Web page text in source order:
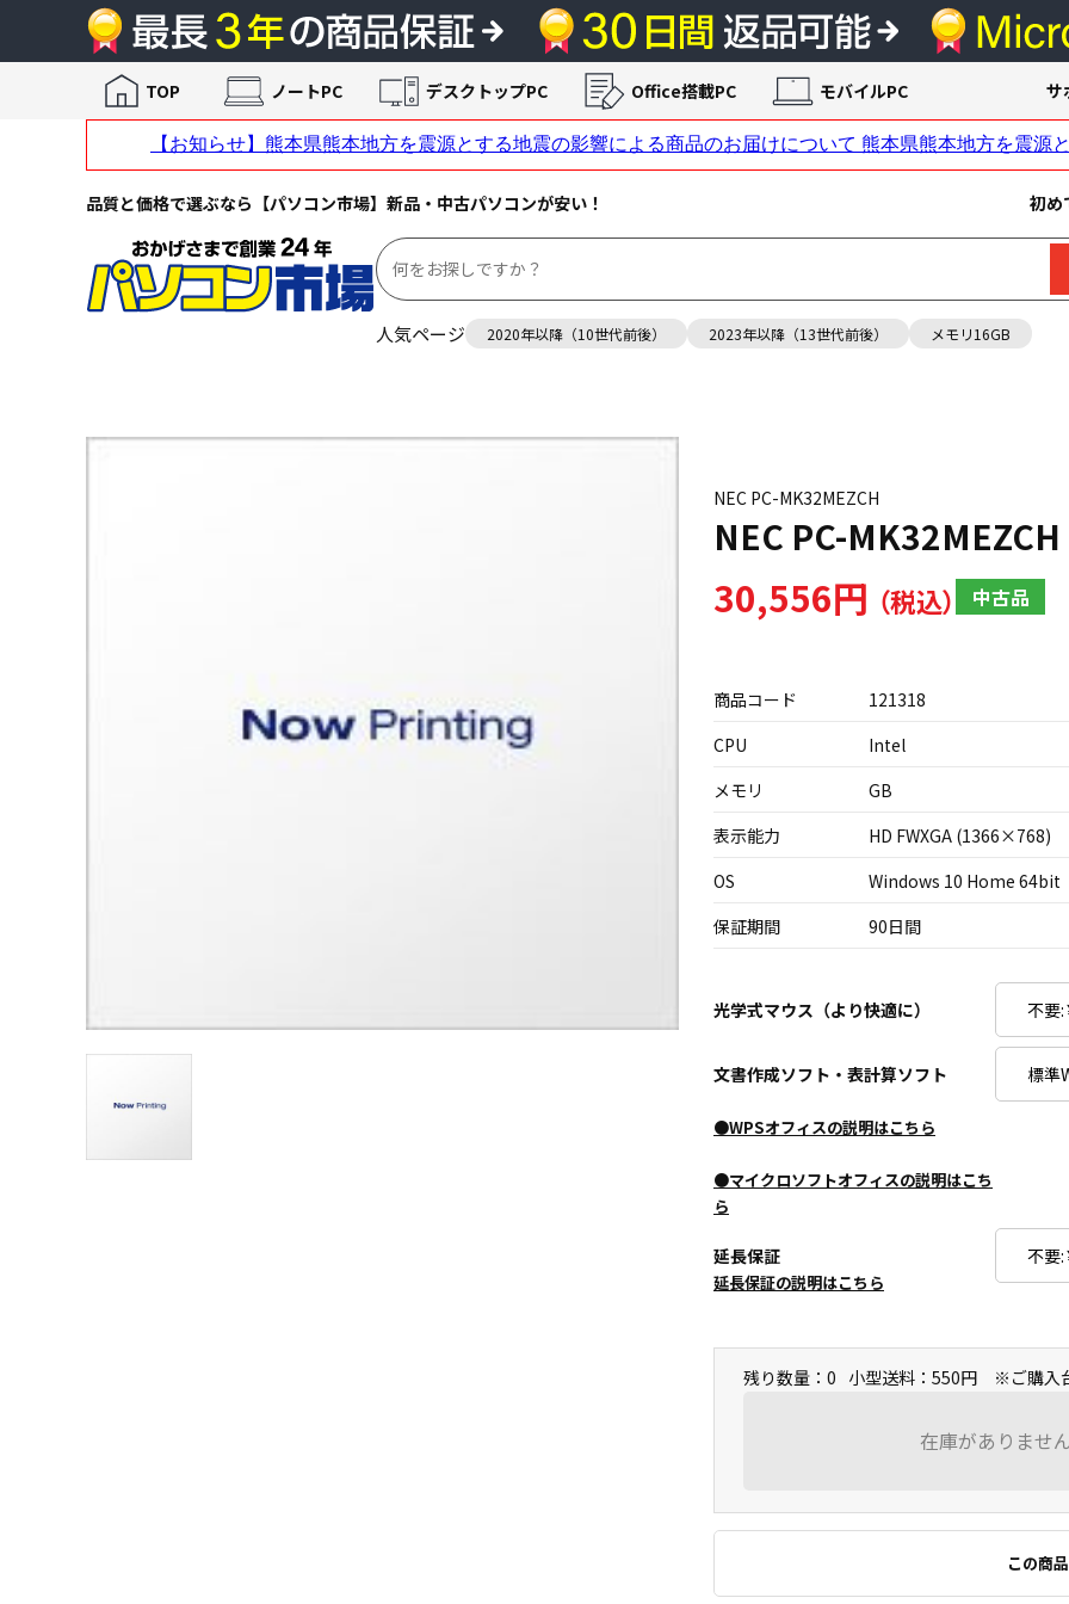
品質と価格で選ぶなら【パソコン市場】新品・中古パソコンが安い！ 初め
人気ページ 2020年以降（10世代前後） 2023年以降（13世代前後） メモリ16GB
TOP ノートPC デスクトップPC Office搭載PC モバイルPC サ
NEC PC-MK32MEZCH
NEC PC-
30,556円 中古品
商品コード
121318
CPU
Intel
メモリ
GB
表示能力
HD FWXGA (1366×768)
OS
Windows 10 Home 64bit
保証期間
90日間
光学式マウス（より快適に）
文書作成ソフト・表計算ソフト
●WPSオフィスの説明はこちら
●マイクロソフトオフィスの説明はこち
ら
延長保証
延長保証の説明はこちら
残り数量：0 小型送料：550円 ※ご購入
在庫がありませ
この商